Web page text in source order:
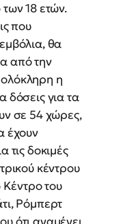
18 ετών.
που
θα
από την
η
δόσεις για τα
σε 54 χώρες,
έχουν
τις δοκιμές
κέντρου
του
Ρόμπερτ